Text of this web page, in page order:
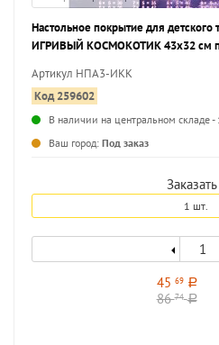
Настольное покрытие для
ИГРИВЫЙ КОСМОКОТИК 43х32 см
Артикул НПА3-ИКК
Код 259602
В наличии на центральном складе
Ваш город: Под заказ
1 шт.
45 69 a
8674 a